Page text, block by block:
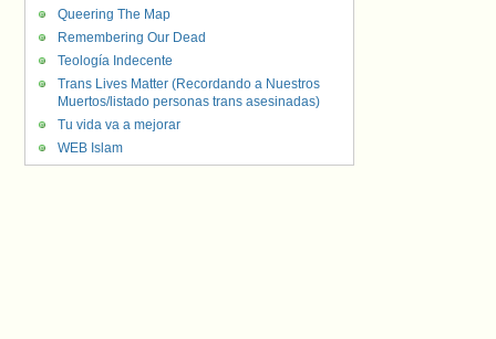
Queering The Map
Remembering Our Dead
Teología Indecente
Trans Lives Matter (Recordando a Nuestros
Muertos/listado personas trans asesinadas)
Tu vida va a mejorar
WEB Islam